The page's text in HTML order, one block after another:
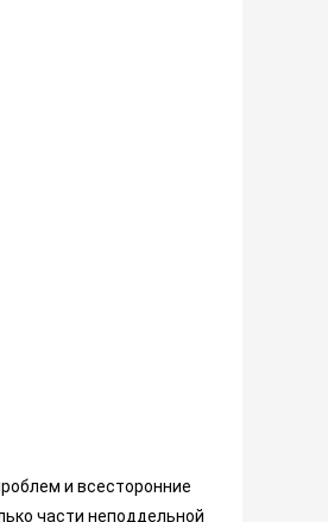
и всесторонние
части неподдельной